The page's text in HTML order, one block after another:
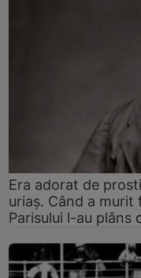
Era adorat de
uriaș. Când a
Parisului l-au plâns